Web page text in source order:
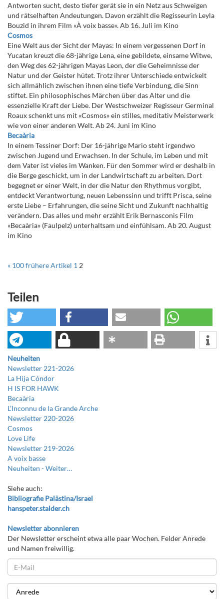
Antworten sucht, desto tiefer gerät sie in ein Netz aus Schweigen
und rätselhaften Andeutungen. Davon erzählt die Regisseurin Leyla
Bouzid in ihrem Film «À voix basse». Ab 16. Juli im Kino
Cosmos
Eine Welt aus der Sicht der Mayas: In einem vergessenen Dorf in
Yucatan kreuzt die 68-jährige Lena, eine gebildete, einsame Witwe,
den Weg des 62-jährigen Mayas Leon, der die Geheimnisse der
Natur und der Geister hütet. Trotz ihrer Unterschiede entwickelt
sich allmählich zwischen ihnen eine tiefe Verbindung, die Sinn
stiftet. Ein philosophisches Märchen über das Alter und die
essenzielle Kraft der Liebe. Der Westschweizer Regisseur Germinal
Roaux schenkt uns mit «Cosmos» ein stilles, meditativ Meisterwerk
wie von einer anderen Welt. Ab 24. Juni im Kino
Becaària
In einem Tessiner Dorf: Der 16-jährige Mario steht irgendwo
zwischen Jugend und Erwachsen. In der Schule, im Leben und mit
dem Vater ist vieles im Wanken. Für den Sommer wird er deshalb in
die Berge geschickt, um in der Landwirtschaft zu arbeiten. Dort
begegnet er einer Welt, in der die Natur den Rhythmus vorgibt,
entdeckt Verantwortung, neuen Lebenssinn und trifft Prisca, seine
erste Liebe – Erfahrungen, die seine Sicht und Zukunft nachhaltig
verändern. Das alles und mehr erzählt Erik Bernasconis Film
«Becaària» (Faulpelz) unterhaltsam und einfühlsam. Ab 20. August
im Kino
« 100 frühere Artikel 1 2
Teilen
Neuheiten
Newsletter 221-2026
La Hija Cóndor
H IS FOR HAWK
Becaària
L’Inconnu de la Grande Arche
Newsletter 220-2026
Cosmos
Love Life
Newsletter 219-2026
A voix basse
Neuheiten -Weiter…
Siehe auch:
Bibliografie Palästina/Israel
hanspeter.stalder.ch
Newsletter abonnieren
Der Newsletter erscheint etwa alle paar Wochen. Felder Anrede
und Namen freiwillig.